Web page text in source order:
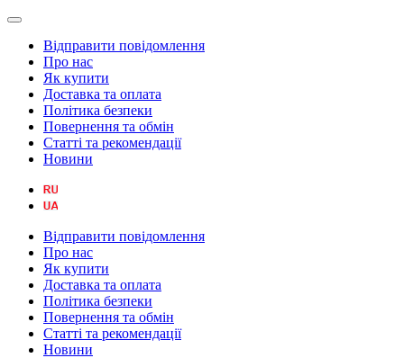
Відправити повідомлення
Про нас
Як купити
Доставка та оплата
Політика безпеки
Повернення та обмін
Статті та рекомендації
Новини
Відправити повідомлення
Про нас
Як купити
Доставка та оплата
Політика безпеки
Повернення та обмін
Статті та рекомендації
Новини